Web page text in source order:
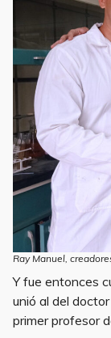
Ray Manuel,
Y fue entonces
unió al del
primer profesor